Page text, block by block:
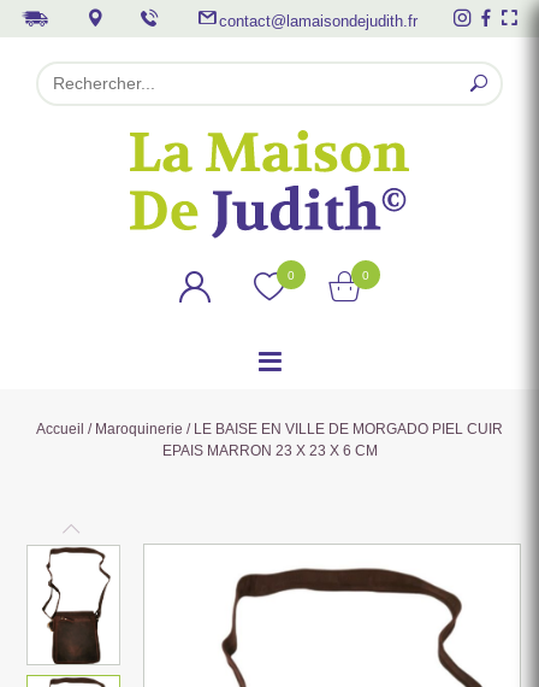
contact@lamaisondejudith.fr
0 0
Accueil / Maroquinerie / LE BAISE EN VILLE DE MORGADO PIEL CUIR
EPAIS MARRON 23 X 23 X 6 CM